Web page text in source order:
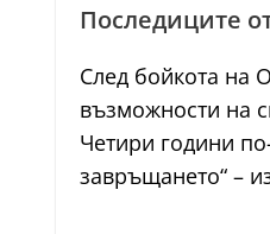
Последиците
След бойкота на
възможности на
Четири години
завръщането“ –